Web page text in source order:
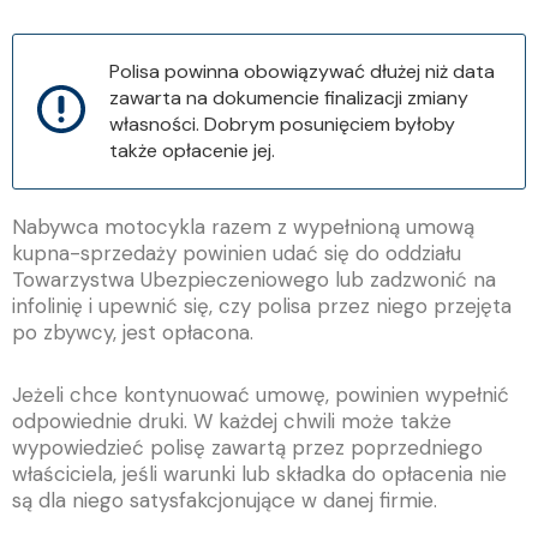
Polisa powinna obowiązywać dłużej niż data
zawarta na dokumencie finalizacji zmiany
własności. Dobrym posunięciem byłoby
także opłacenie jej.
Nabywca motocykla razem z wypełnioną umową
kupna-sprzedaży powinien udać się do oddziału
Towarzystwa Ubezpieczeniowego lub zadzwonić na
infolinię i upewnić się, czy polisa przez niego przejęta
po zbywcy, jest opłacona.
Jeżeli chce kontynuować umowę, powinien wypełnić
odpowiednie druki. W każdej chwili może także
wypowiedzieć polisę zawartą przez poprzedniego
właściciela, jeśli warunki lub składka do opłacenia nie
są dla niego satysfakcjonujące w danej firmie.